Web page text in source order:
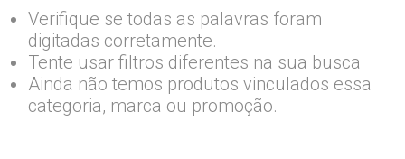
Verifique se todas as palavras foram
digitadas corretamente.
Tente usar filtros diferentes na sua busca
Ainda não temos produtos vinculados essa
categoria, marca ou promoção.